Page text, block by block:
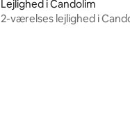
Lejlighed i Candolim
2-værelses lejlighed i